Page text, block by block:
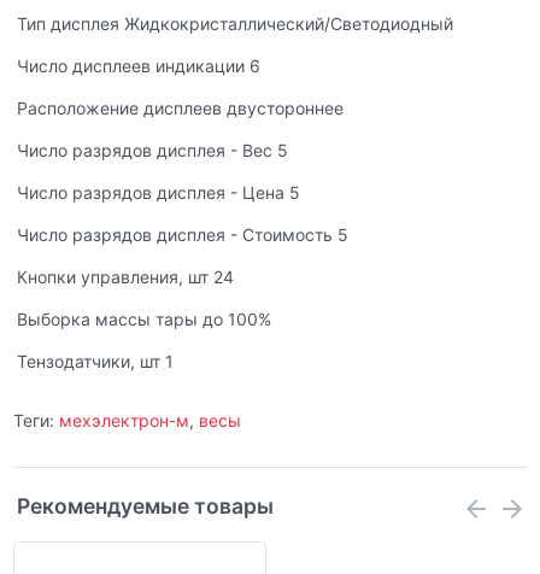
Тип дисплея Жидкокристаллический/Светодиодный
Число дисплеев индикации 6
Расположение дисплеев двустороннее
Число разрядов дисплея - Вес 5
Число разрядов дисплея - Цена 5
Число разрядов дисплея - Стоимость 5
Кнопки управления, шт 24
Выборка массы тары до 100%
Тензодатчики, шт 1
Теги: мехэлектрон-м, весы
Рекомендуемые товары